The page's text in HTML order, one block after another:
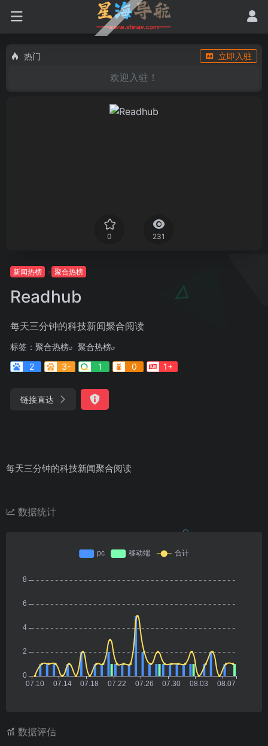
热门 立即入驻
欢迎入驻！
0 231
新闻热榜 聚合热榜
Readhub
每天三分钟的科技新闻聚合阅读
标签： 聚合热榜
聚合热榜
2
3- 1 0 1+
链接直达
每天三分钟的科技新闻聚合阅读
数据统计
数据评估